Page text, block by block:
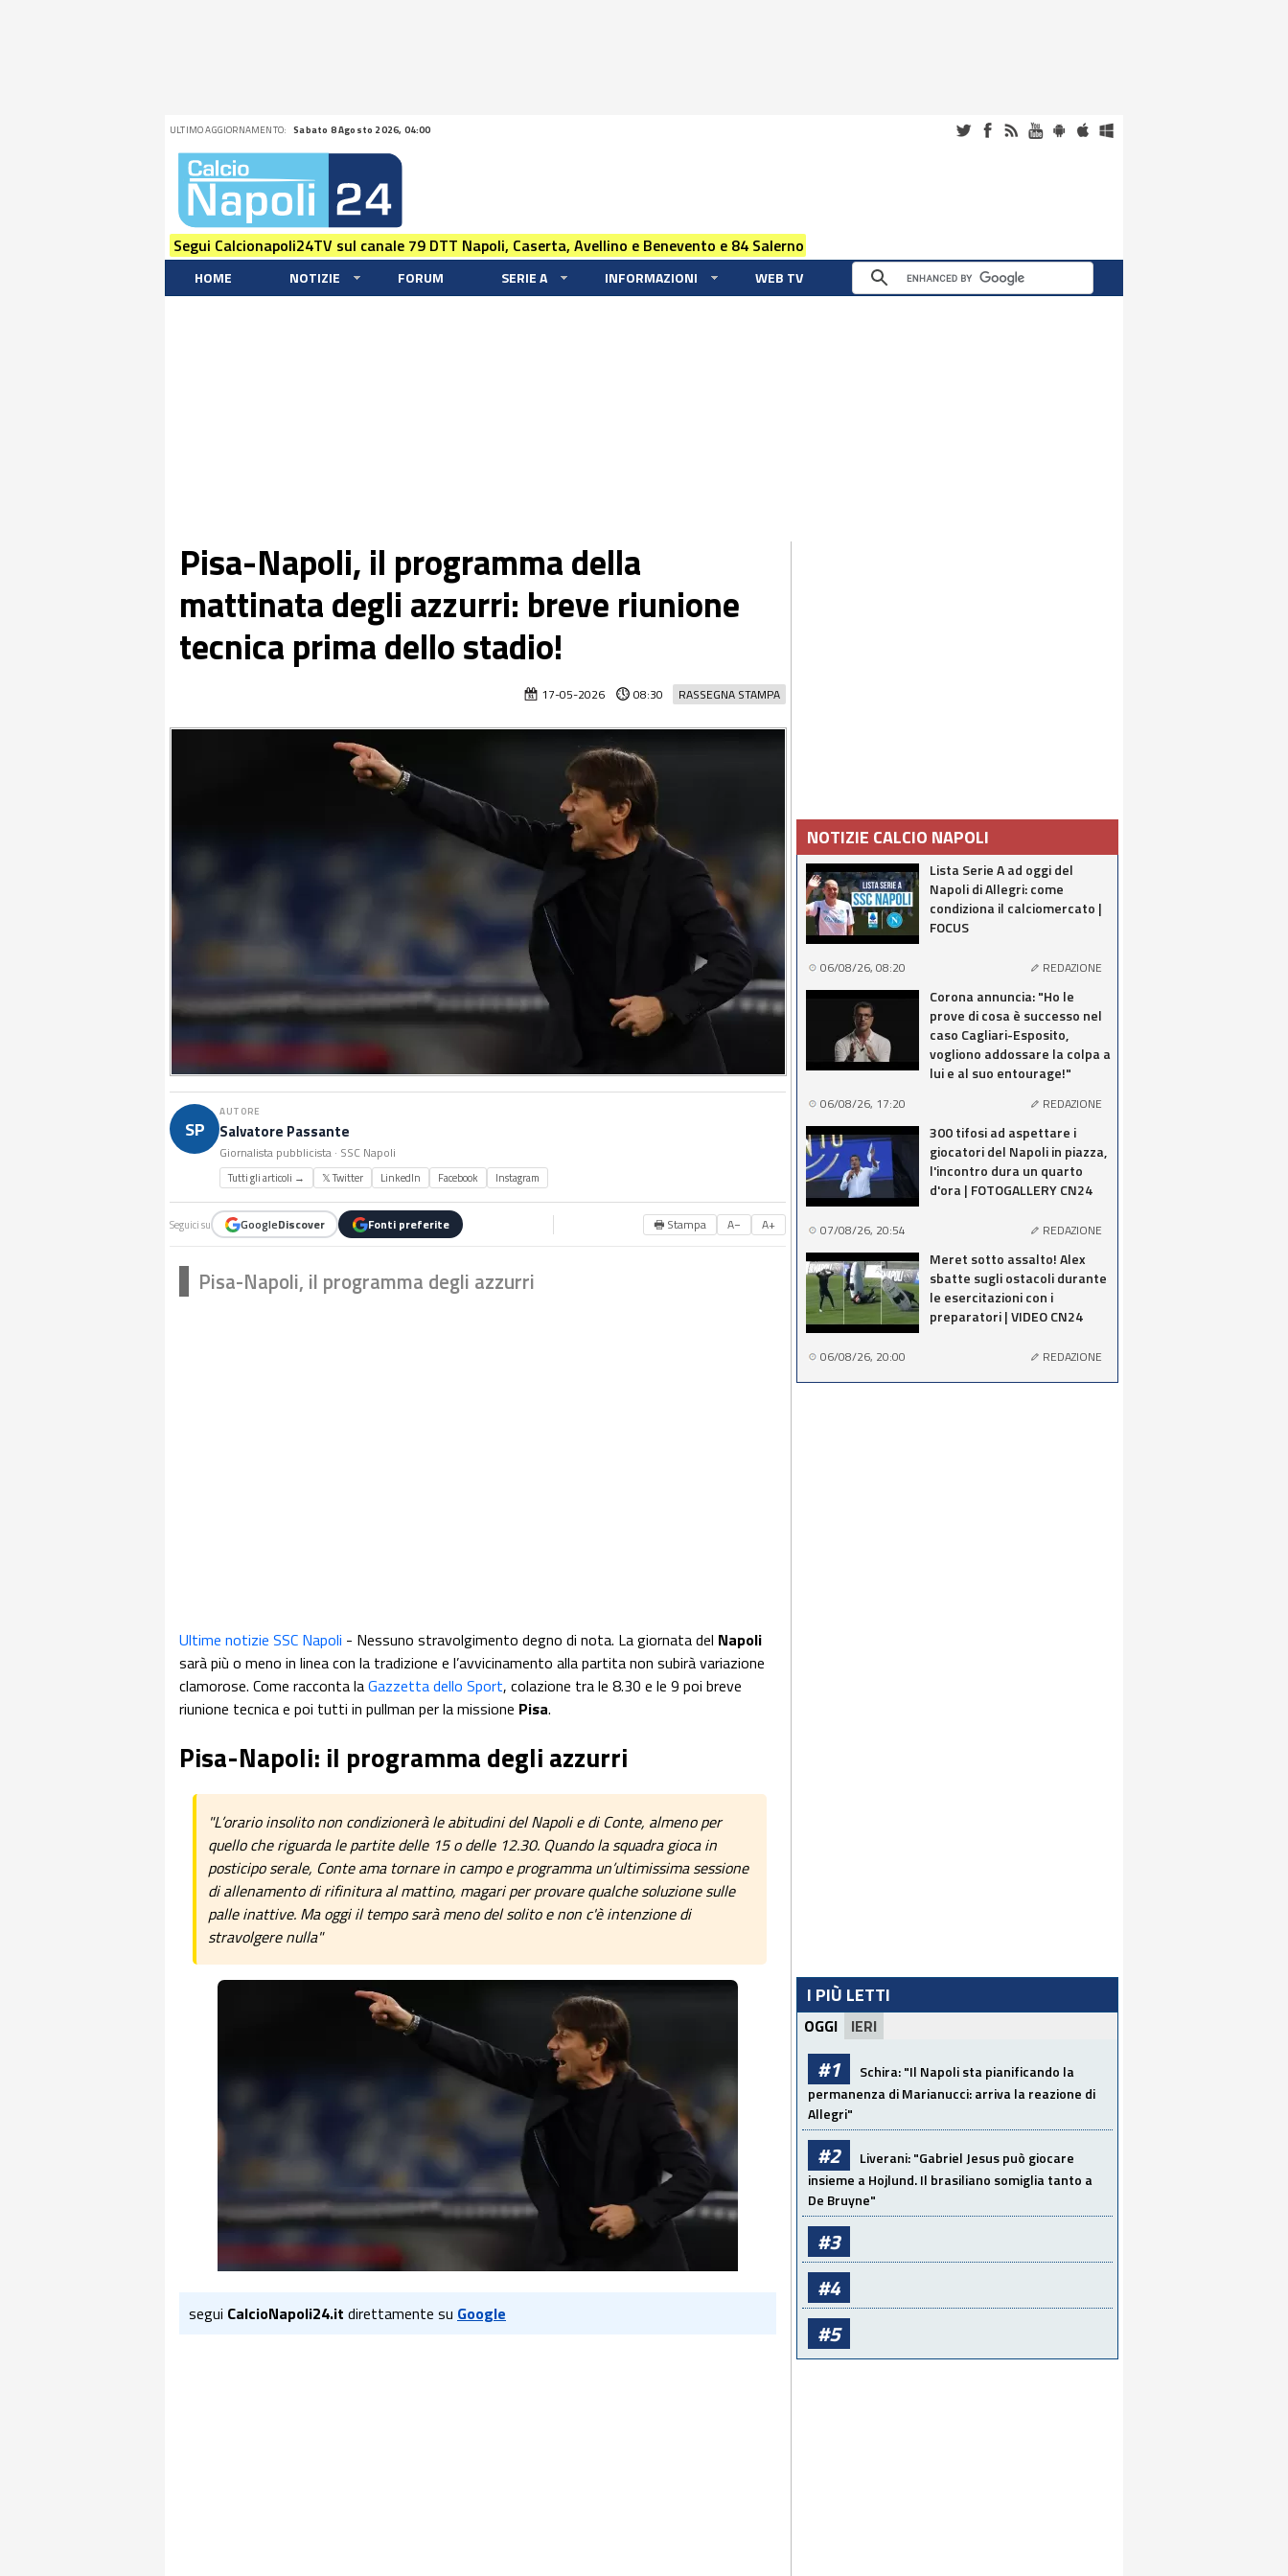
ULTIMO AGGIORNAMENTO: Sabato 8 Agosto 2026, 04:00
Segui Calcionapoli24TV sul canale 79 DTT Napoli, Caserta, Avellino e Benevento e 84 Salerno
HOME NOTIZIE FORUM SERIE A INFORMAZIONI WEB TV
Pisa-Napoli, il programma della
mattinata degli azzurri: breve riunione
tecnica prima dello stadio!
RASSEGNA STAMPA
17-05-2026 08:30
SP
AUTORE
Salvatore Passante
Giornalista pubblicista · SSC Napoli
Tutti gli articoli → 𝕏 Twitter LinkedIn Facebook Instagram
Seguici su GoogleDiscover Fonti preferite 🖶 Stampa A− A+
Pisa-Napoli, il programma degli azzurri
Ultime notizie SSC Napoli - Nessuno stravolgimento degno di nota. La giornata del Napoli
sarà più o meno in linea con la tradizione e l’avvicinamento alla partita non subirà variazione
clamorose. Come racconta laGazzetta dello Sport, colazione tra le 8.30 e le 9 poi breve
riunione tecnica e poi tutti in pullman per la missione Pisa.
Pisa-Napoli: il programma degli azzurri
"L’orario insolito non condizionerà le abitudini del Napoli e di Conte, almeno per
quello che riguarda le partite delle 15 o delle 12.30. Quando la squadra gioca in
posticipo serale, Conte ama tornare in campo e programma un’ultimissima sessione
di allenamento di rifinitura al mattino, magari per provare qualche soluzione sulle
palle inattive. Ma oggi il tempo sarà meno del solito e non c'è intenzione di
stravolgere nulla"
segui CalcioNapoli24.it direttamente su Google
NOTIZIE CALCIO NAPOLI
Lista Serie A ad oggi del
Napoli di Allegri: come
condiziona il calciomercato |
FOCUS
06/08/26, 08:20 REDAZIONE
Corona annuncia: "Ho le
prove di cosa è successo nel
caso Cagliari-Esposito,
vogliono addossare la colpa a
lui e al suo entourage!"
06/08/26, 17:20 REDAZIONE
300 tifosi ad aspettare i
giocatori del Napoli in piazza,
l'incontro dura un quarto
d'ora | FOTOGALLERY CN24
07/08/26, 20:54 REDAZIONE
Meret sotto assalto! Alex
sbatte sugli ostacoli durante
le esercitazioni con i
preparatori | VIDEO CN24
06/08/26, 20:00 REDAZIONE
I PIÙ LETTI
OGGI IERI
#1
Schira: "Il Napoli sta pianificando la
permanenza di Marianucci: arriva la reazione di
Allegri"
#2
Liverani: "Gabriel Jesus può giocare
insieme a Hojlund. Il brasiliano somiglia tanto a
De Bruyne"
#3
#4
#5